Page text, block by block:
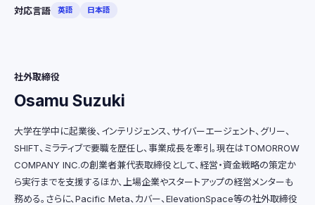
対応言語 英語 日本語
社外取締役
Osamu Suzuki
大学在学中に起業後、インテリジェンス、サイバーエージェント、グリー、
SHIFT、ミラティブで要職を歴任し、事業成長を牽引。現在はTOMORROW
COMPANY INC.の創業者兼代表取締役として、経営・資金戦略の策定か
ら実行までを支援するほか、上場企業やスタートアップの経営メンターも
務める。さらに、Pacific Meta、カバー、ElevationSpace等の社外取締役